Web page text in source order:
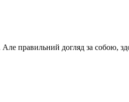
правильний догляд за собою,